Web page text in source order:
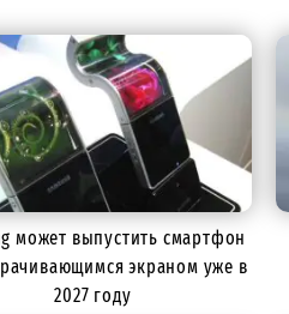
может выпустить смартфон
экраном уже в
2027 году